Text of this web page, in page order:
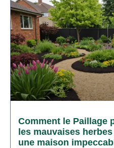
Comment le Paillage
les mauvaises
une maison